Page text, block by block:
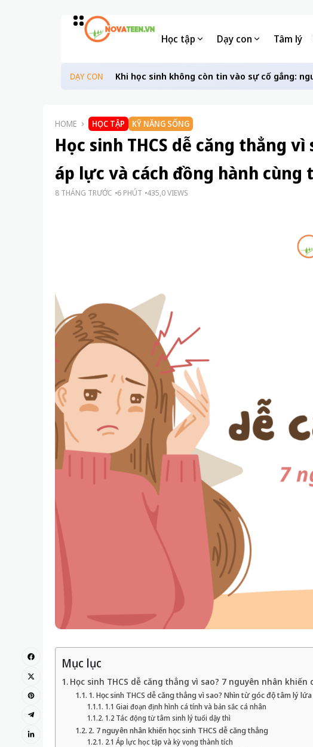
Học tập Dạy con Tâm lý
DẠY CON Khi học sinh không còn tin vào sự cố gắng:
HOME HỌC TẬP KỸ NĂNG SỐNG
Học sinh THCS dễ căng thẳng
áp lực và cách đồng hành cùng
8 THÁNG TRƯỚC 6 PHÚT 435,0 VIEWS
Mục lục
Học sinh THCS dễ căng thẳng vì sao? 7 nguyên nhân
1. Học sinh THCS dễ căng thẳng vì sao? Nhìn từ góc độ tâm lý
1.1 Giai đoạn định hình cá tính và bản sắc cá nhân
1.2 Tác động từ tâm sinh lý tuổi dậy thì
2. 7 nguyên nhân khiến học sinh THCS dễ căng thẳng
2.1 Áp lực học tập và kỳ vọng thành tích